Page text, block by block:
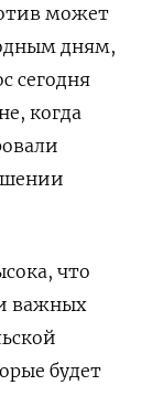
может
дням,
сегодня
когда
что
важных
будет